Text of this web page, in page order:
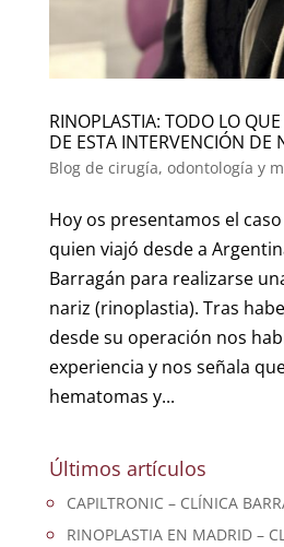
RINOPLASTIA: TODO LO QUE
DE ESTA INTERVENCIÓN DE
Blog de cirugía, odontología y
Hoy os presentamos el
quien viajó desde a
Barragán para realizarse
nariz (rinoplastia). Tras
desde su operación nos
experiencia y nos señala
hematomas y...
Últimos artículos
CAPILTRONIC – CLÍNICA
RINOPLASTIA EN MADRID –